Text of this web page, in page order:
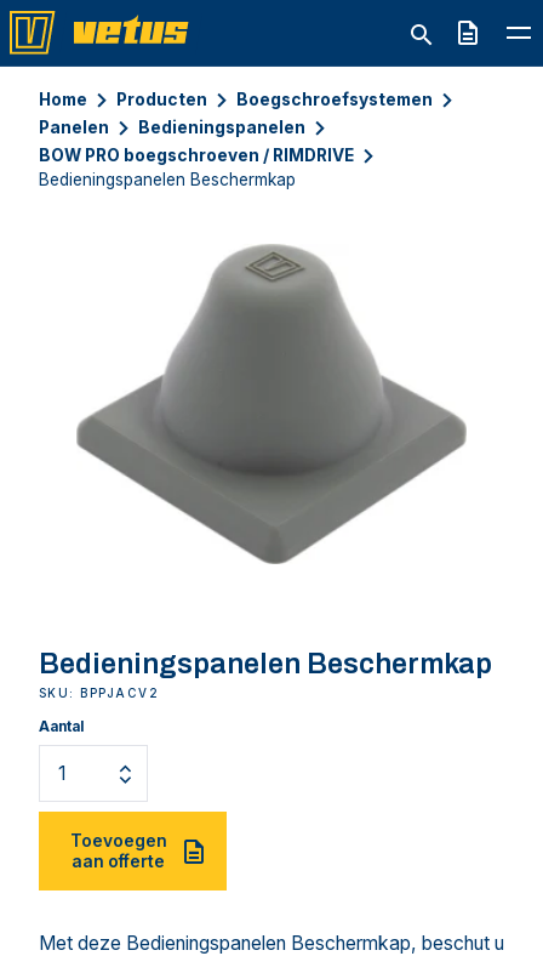
Offerte
Home Producten
Boegschroefsystemen
Panelen
Bedieningspanelen
BOW PRO boegschroeven / RIMDRIVE
Bedieningspanelen Beschermkap
Bedieningspanelen Beschermkap
SKU: BPPJACV2
Aantal
Toevoegen
aan offerte
Met deze Bedieningspanelen Beschermkap, beschut u